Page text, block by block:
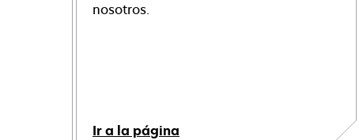
nosotros.
Ir a la página